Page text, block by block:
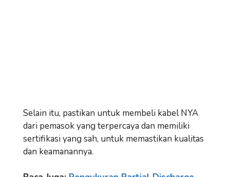
Selain itu, pastikan untuk membeli kabel NYA
dari pemasok yang terpercaya dan memiliki
sertifikasi yang sah, untuk memastikan kualitas
dan keamanannya.